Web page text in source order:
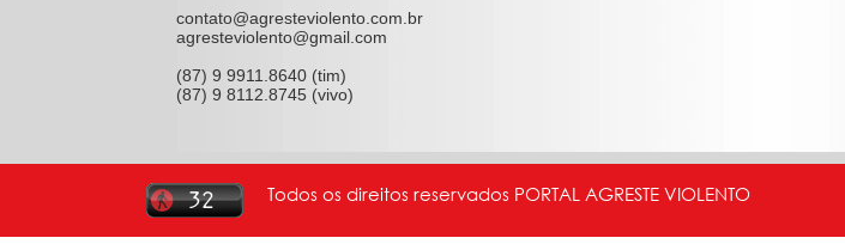
contato@agresteviolento.com.br
agresteviolento@gmail.com
(87) 9 9911.8640 (tim)
(87) 9 8112.8745 (vivo)
Todos os direitos reservados PORTAL AGRESTE VIOLENTO